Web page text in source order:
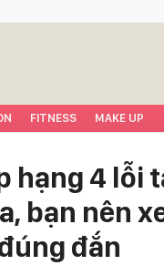
FITNESS MAKE UP
hạng 4 lỗi
bạn nên
đắn